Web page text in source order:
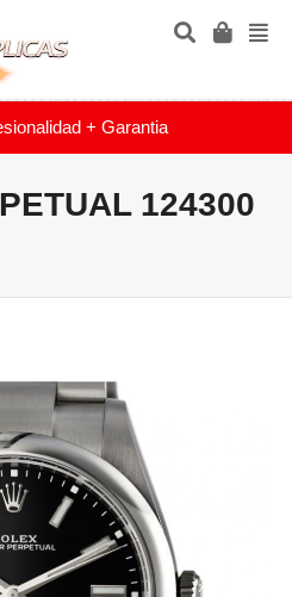
+ Garantia
124300